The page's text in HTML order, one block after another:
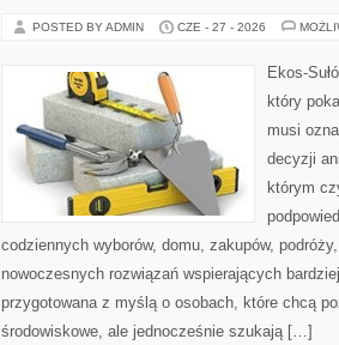
POSTED BY ADMIN CZE - 27 - 2026
Ekos-
który
musi
decyzji
którym
codziennych wyborów, domu, zakupów,
nowoczesnych rozwiązań wspierających
przygotowana z myślą o osobach, które chcą
środowiskowe, ale jednocześnie szukają […]